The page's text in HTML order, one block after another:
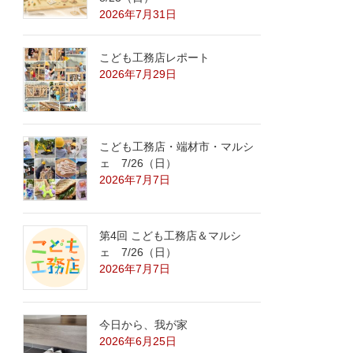
2026年7月31日
こども工務店レポート
2026年7月29日
こども工務店・端材市・マルシ
ェ 7/26（日）
2026年7月7日
第4回 こども工務店＆マルシ
ェ 7/26（日）
2026年7月7日
今日から、我が家
2026年6月25日